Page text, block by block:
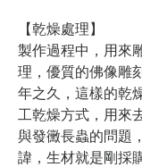
【乾燥處理】
製作過程中，用來
理，優質的佛像雕
年之久，這樣的乾
工乾燥方式，用來
與發黴長蟲的問題
諱，生材就是剛採